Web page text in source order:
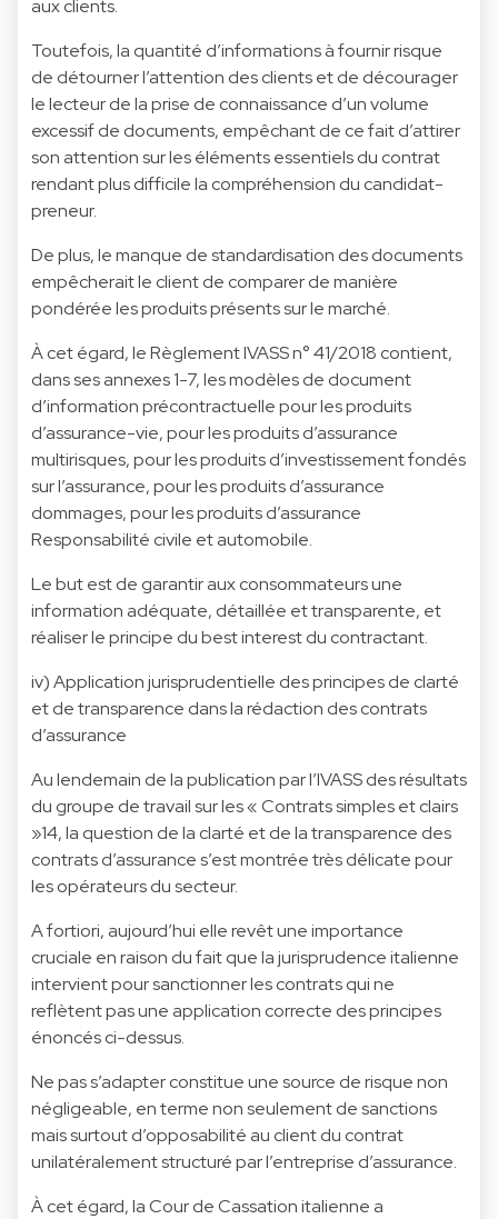
aux clients.
Toutefois, la quantité d’informations à fournir risque
de détourner l’attention des clients et de décourager
le lecteur de la prise de connaissance d’un volume
excessif de documents, empêchant de ce fait d’attirer
son attention sur les éléments essentiels du contrat
rendant plus difficile la compréhension du candidat-
preneur.
De plus, le manque de standardisation des documents
empêcherait le client de comparer de manière
pondérée les produits présents sur le marché.
À cet égard, le Règlement IVASS n° 41/2018 contient,
dans ses annexes 1-7, les modèles de document
d’information précontractuelle pour les produits
d’assurance-vie, pour les produits d’assurance
multirisques, pour les produits d’investissement fondés
sur l’assurance, pour les produits d’assurance
dommages, pour les produits d’assurance
Responsabilité civile et automobile.
Le but est de garantir aux consommateurs une
information adéquate, détaillée et transparente, et
réaliser le principe du best interest du contractant.
iv) Application jurisprudentielle des principes de clarté
et de transparence dans la rédaction des contrats
d’assurance
Au lendemain de la publication par l’IVASS des résultats
du groupe de travail sur les « Contrats simples et clairs
»14, la question de la clarté et de la transparence des
contrats d’assurance s’est montrée très délicate pour
les opérateurs du secteur.
A fortiori, aujourd’hui elle revêt une importance
cruciale en raison du fait que la jurisprudence italienne
intervient pour sanctionner les contrats qui ne
reflètent pas une application correcte des principes
énoncés ci-dessus.
Ne pas s’adapter constitue une source de risque non
négligeable, en terme non seulement de sanctions
mais surtout d’opposabilité au client du contrat
unilatéralement structuré par l’entreprise d’assurance.
À cet égard, la Cour de Cassation italienne a